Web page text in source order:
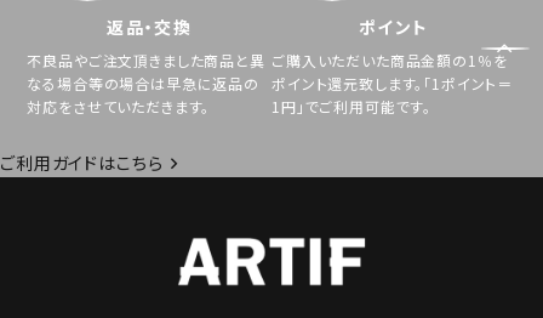
返品・交換
不良品やご注文頂きました商品と異
なる場合等の場合は早急に返品の
対応をさせていただきます。
ポイント
ご購入いただいた商品金額の1％を
ポイント還元致します。「1ポイント＝
1円」でご利用可能です。
ご利用ガイドはこちら